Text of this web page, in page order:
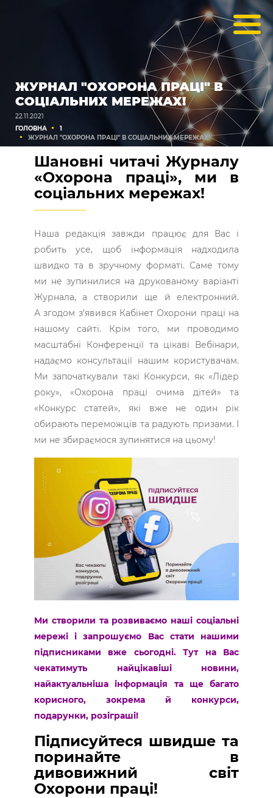
ЖУРНАЛ "ОХОРОНА ПРАЦІ" В
СОЦІАЛЬНИХ МЕРЕЖАХ!
22.11.2021
ГОЛОВНА
1
ЖУРНАЛ "ОХОРОНА ПРАЦІ" В СОЦІАЛЬНИХ МЕРЕЖАХ!
Шановні читачі Журналу
«Охорона праці», ми в
соціальних мережах!
Наша редакція завжди працює для Вас і
робить усе, щоб інформація надходила
швидко та в зручному форматі. Саме тому
ми не зупинилися на друкованому варіанті
Журнала, а створили ще й електронний.
А згодом з’явився Кабінет Охорони праці на
нашому сайті. Крім того, ми проводимо
масштабні Конференції та цікаві Вебінари,
надаємо консультації нашим користувачам.
Ми започаткували такі Конкурси, як «Лідер
року», «Охорона праці очима дітей» та
«Конкурс статей», які вже не один рік
обирають переможців та радують призами. І
ми не збираємося зупинятися на цьому!
Ми створили та розвиваємо наші соціальні
мережі і запрошуємо Вас стати нашими
підписниками вже сьогодні. Тут на Вас
чекатимуть найцікавіші новини,
найактуальніша інформація та ще багато
корисного, зокрема й конкурси,
подарунки, розіграші!
Підписуйтеся швидше та
поринайте в
дивовижний світ
Охорони праці!